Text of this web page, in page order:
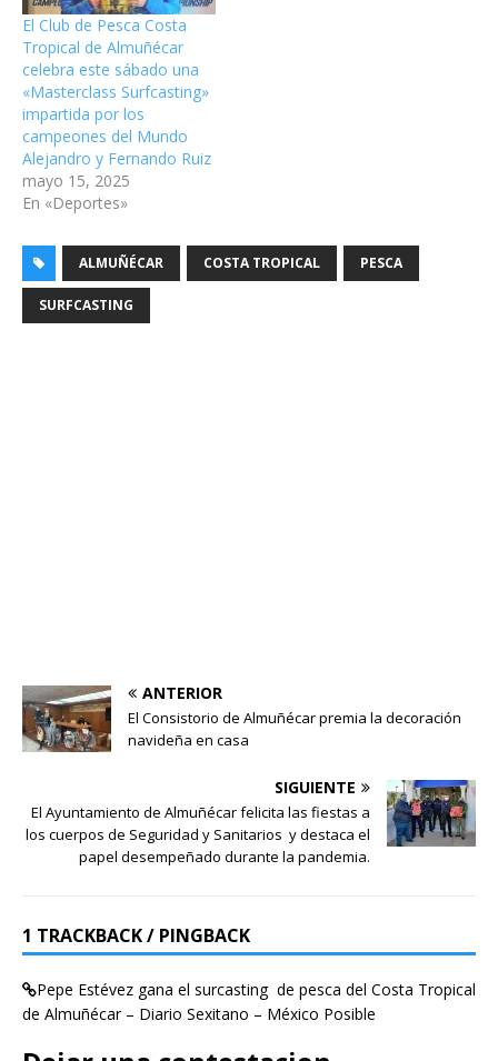
El Club de Pesca Costa
Tropical de Almuñécar
celebra este sábado una
«Masterclass Surfcasting»
impartida por los
campeones del Mundo
Alejandro y Fernando Ruiz
mayo 15, 2025
En «Deportes»
ALMUÑÉCAR COSTA TROPICAL PESCA
SURFCASTING
ANTERIOR
El Consistorio de Almuñécar premia la decoración
navideña en casa
SIGUIENTE
El Ayuntamiento de Almuñécar felicita las fiestas a
los cuerpos de Seguridad y Sanitarios y destaca el
papel desempeñado durante la pandemia.
1 TRACKBACK / PINGBACK
Pepe Estévez gana el surcasting de pesca del Costa Tropical
de Almuñécar – Diario Sexitano – México Posible